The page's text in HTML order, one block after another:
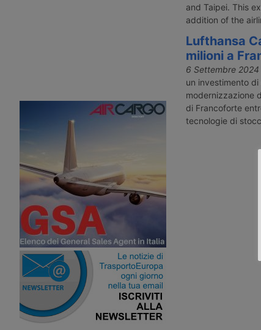
and Taipei. This
addition of the
Lufthansa
milioni a
6 Settembre 2024
un investimento
modernizzazione
di Francoforte
tecnologie di